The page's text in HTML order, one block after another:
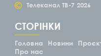
© Телеканал ТВ-7 2026
СТОРІНКИ
Головна Новини
Про нас